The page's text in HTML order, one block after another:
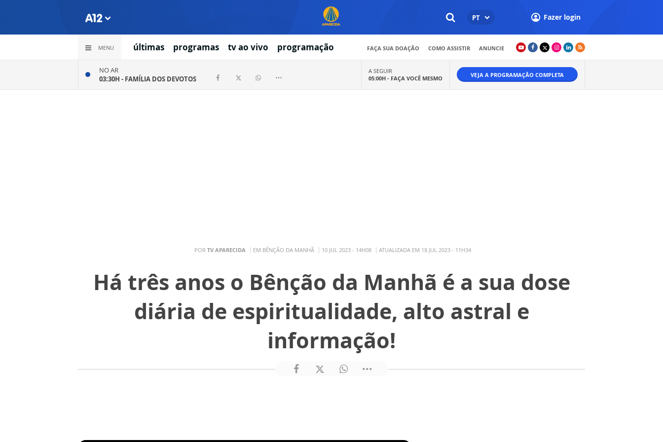
PT Fazer login
MENU últimas programas tv ao vivo programação FAÇA SUA DOAÇÃO COMO ASSISTIR ANUNCIE
NO AR
03:30H - FAMÍLIA DOS DEVOTOS
A SEGUIR
05:00H - FAÇA VOCÊ MESMO VEJA A PROGRAMAÇÃO COMPLETA
POR TV APARECIDA EM BÊNÇÃO DA MANHÃ 10 JUL 2023 - 14H08 ATUALIZADA EM 18 JUL 2023 - 11H34
Há três anos o Bênção da Manhã é a sua dose
diária de espiritualidade, alto astral e
informação!